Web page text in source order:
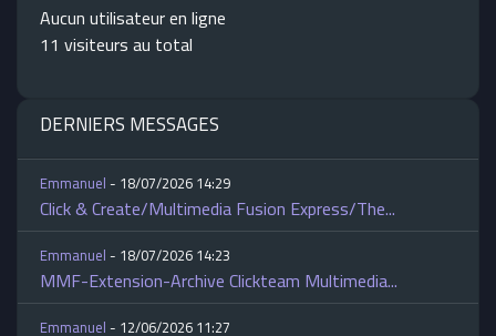
Aucun utilisateur en ligne
11 visiteurs au total
DERNIERS MESSAGES
Emmanuel- 18/07/2026 14:29
Click & Create/Multimedia Fusion Express/The...
Emmanuel- 18/07/2026 14:23
MMF-Extension-Archive Clickteam Multimedia...
Emmanuel- 12/06/2026 11:27